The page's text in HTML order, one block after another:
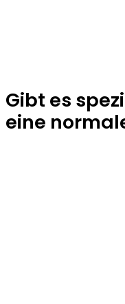
Gibt es
eine